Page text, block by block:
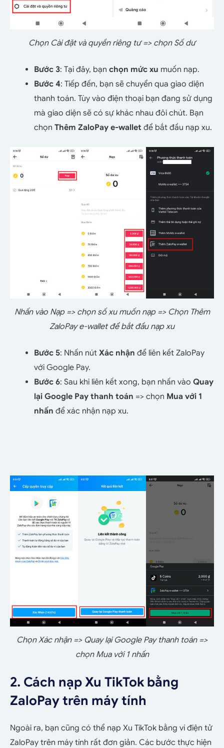
Chọn Cài đặt và quyền riêng tư => chọn Số dư
Bước 3: Tại đây, bạn chọn mức xu muốn nạp.
Bước 4: Tiếp đến, bạn sẽ chuyển qua giao diện
thanh toán. Tùy vào điện thoại bạn đang sử dụng
mà giao diện sẽ có sự khác nhau đôi chút. Bạn
chọn Thêm ZaloPay e-wallet để bắt đầu nạp xu.
Nhấn vào Nạp => chọn số xu muốn nạp => Chọn Thêm
ZaloPay e-wallet để bắt đầu nạp xu
Bước 5: Nhấn nút Xác nhận để liên kết ZaloPay
với Google Pay.
Bước 6: Sau khi liên kết xong, bạn nhấn vào Quay
lại Google Pay thanh toán => chọn Mua với 1
nhấn để xác nhận nạp xu.
Chọn Xác nhận => Quay lại Google Pay thanh toán =>
chọn Mua với 1 nhấn
2. Cách nạp Xu TikTok bằng
ZaloPay trên máy tính
Ngoài ra, bạn cũng có thể nạp Xu TikTok bằng ví điện tử
ZaloPay trên máy tính rất đơn giản. Các bước thực hiện